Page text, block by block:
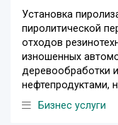
Установка
пиролитической
отходов
изношенных
деревообработки
нефтепродуктами,
Бизнес услуги